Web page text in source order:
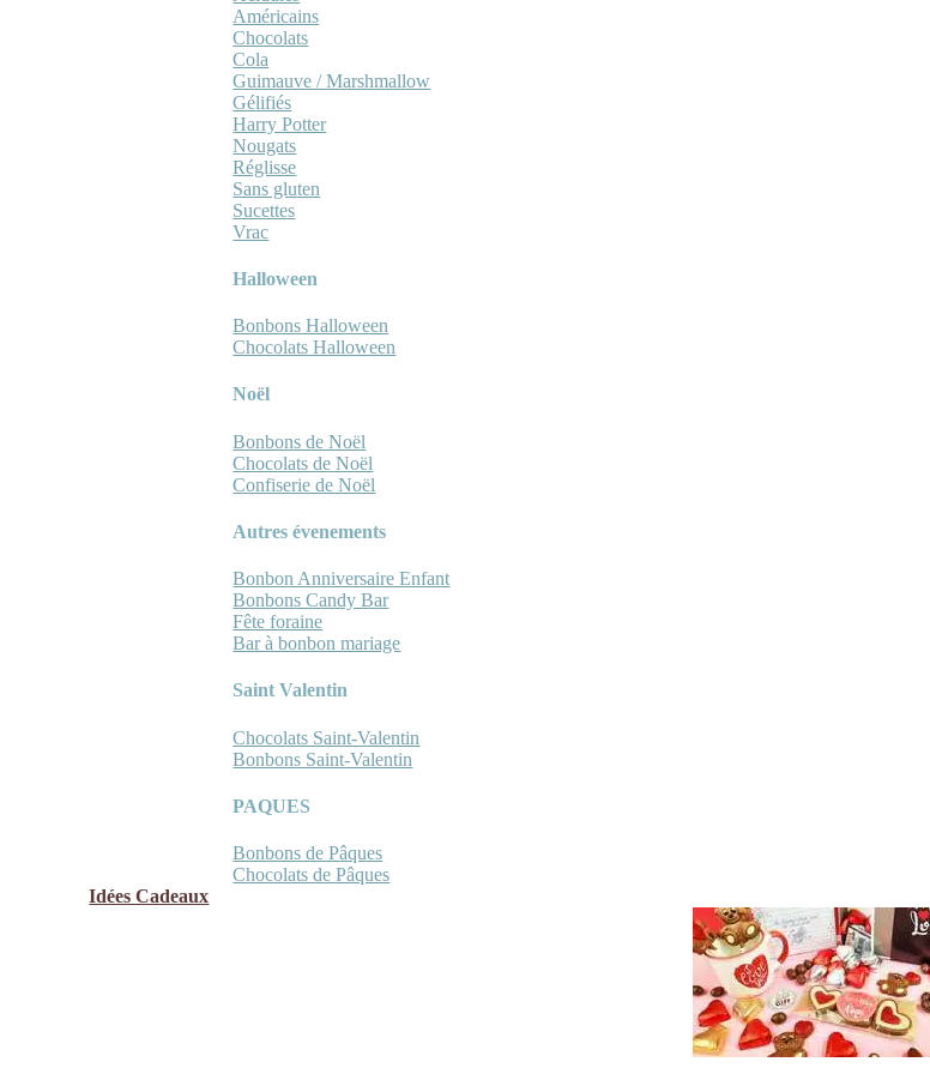
Américains
Chocolats
Cola
Guimauve / Marshmallow
Gélifiés
Harry Potter
Nougats
Réglisse
Sans gluten
Sucettes
Vrac
Halloween
Bonbons Halloween
Chocolats Halloween
Noël
Bonbons de Noël
Chocolats de Noël
Confiserie de Noël
Autres évenements
Bonbon Anniversaire Enfant
Bonbons Candy Bar
Fête foraine
Bar à bonbon mariage
Saint Valentin
Chocolats Saint-Valentin
Bonbons Saint-Valentin
PAQUES
Bonbons de Pâques
Chocolats de Pâques
Idées Cadeaux